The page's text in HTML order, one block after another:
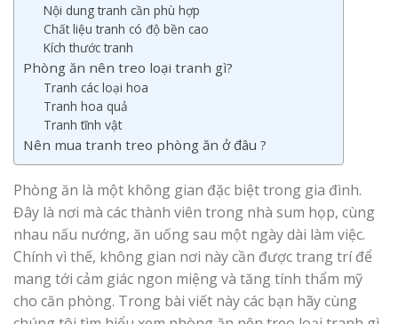
Nội dung tranh cần phù hợp
Chất liệu tranh có độ bền cao
Kích thước tranh
Phòng ăn nên treo loại tranh gì?
Tranh các loại hoa
Tranh hoa quả
Tranh tĩnh vật
Nên mua tranh treo phòng ăn ở đâu ?
Phòng ăn là một không gian đặc biệt trong gia đình.
Đây là nơi mà các thành viên trong nhà sum họp, cùng
nhau nấu nướng, ăn uống sau một ngày dài làm việc.
Chính vì thế, không gian nơi này cần được trang trí để
mang tới cảm giác ngon miệng và tăng tính thẩm mỹ
cho căn phòng. Trong bài viết này các bạn hãy cùng